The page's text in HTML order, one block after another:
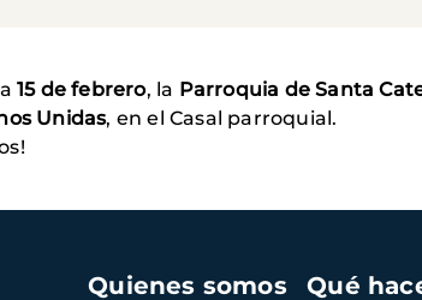
15 de febrero, la Parroquia de Santa
Unidas, en el Casal parroquial.
Navegación
Quienes somos Qué